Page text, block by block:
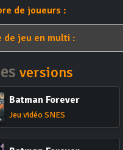
de joueurs :
de jeu en multi :
versions
Batman Forever
Jeu vidéo SNES